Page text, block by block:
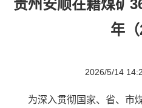
贵州安顺在籍煤矿
年（
2026/5/14
为深入贯彻国家、省、市